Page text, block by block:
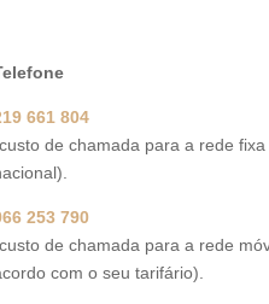
661 804
de chamada para a rede fixa
253 790
de chamada para a rede
com o seu tarifário).